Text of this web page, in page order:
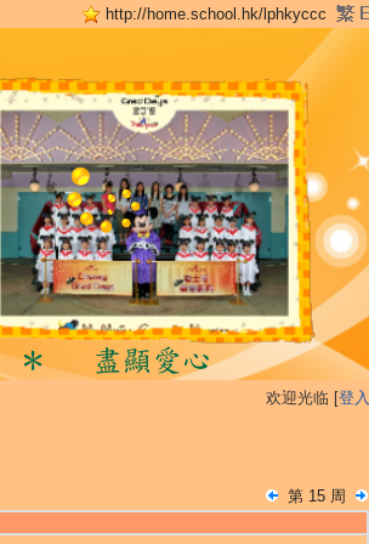
http://home.school.hk/lphkyccc
欢迎光临 [登入
第 15 周